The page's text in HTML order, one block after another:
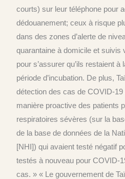
courts) sur leur téléphone pour
dédouanement; ceux à risque
dans des zones d’alerte de
quarantaine à domicile et suivis
pour s’assurer qu’ils restaient
période d’incubation. De plus,
détection des cas de COVID-
manière proactive des patients
respiratoires sévères (sur la
de la base de données de la
[NHI]) qui avaient testé négatif
testés à nouveau pour COVID-
cas. » « Le gouvernement de